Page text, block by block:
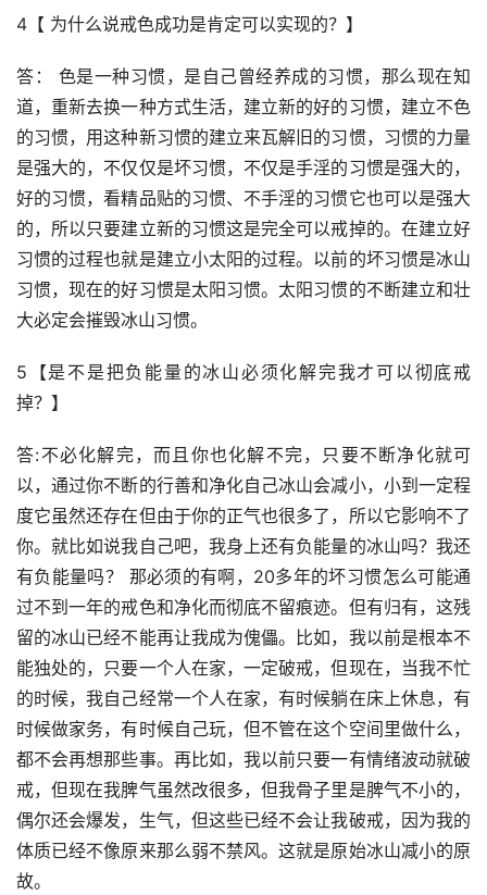
4【 为什么说戒色成功是肯定可以实现的？】
答： 色是一种习惯，是自己曾经养成的习惯，那么现在知
道，重新去换一种方式生活，建立新的好的习惯，建立不色
的习惯，用这种新习惯的建立来瓦解旧的习惯，习惯的力量
是强大的，不仅仅是坏习惯，不仅是手淫的习惯是强大的，
好的习惯，看精品贴的习惯、不手淫的习惯它也可以是强大
的，所以只要建立新的习惯这是完全可以戒掉的。在建立好
习惯的过程也就是建立小太阳的过程。以前的坏习惯是冰山
习惯，现在的好习惯是太阳习惯。太阳习惯的不断建立和壮
大必定会摧毁冰山习惯。
5【是不是把负能量的冰山必须化解完我才可以彻底戒
掉？】
答:不必化解完，而且你也化解不完，只要不断净化就可
以，通过你不断的行善和净化自己冰山会减小，小到一定程
度它虽然还存在但由于你的正气也很多了，所以它影响不了
你。就比如说我自己吧，我身上还有负能量的冰山吗？我还
有负能量吗？ 那必须的有啊，20多年的坏习惯怎么可能通
过不到一年的戒色和净化而彻底不留痕迹。但有归有，这残
留的冰山已经不能再让我成为傀儡。比如，我以前是根本不
能独处的，只要一个人在家，一定破戒，但现在，当我不忙
的时候，我自己经常一个人在家，有时候躺在床上休息，有
时候做家务，有时候自己玩，但不管在这个空间里做什么，
都不会再想那些事。再比如，我以前只要一有情绪波动就破
戒，但现在我脾气虽然改很多，但我骨子里是脾气不小的，
偶尔还会爆发，生气，但这些已经不会让我破戒，因为我的
体质已经不像原来那么弱不禁风。这就是原始冰山减小的原
故。